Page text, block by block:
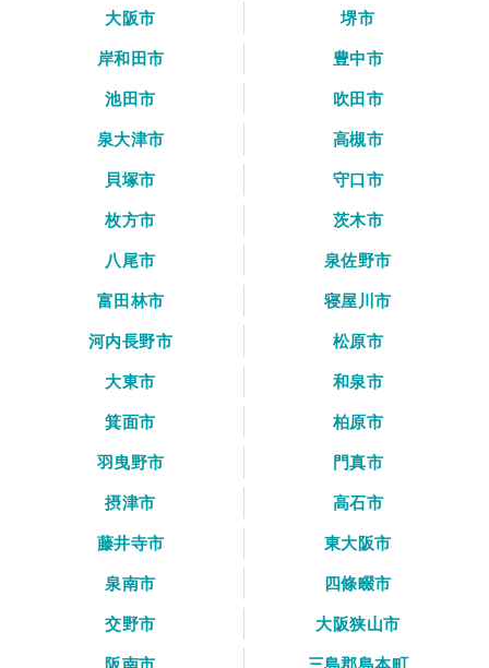
大阪市
堺市
岸和田市
豊中市
池田市
吹田市
泉大津市
高槻市
貝塚市
守口市
枚方市
茨木市
八尾市
泉佐野市
富田林市
寝屋川市
河内長野市
松原市
大東市
和泉市
箕面市
柏原市
羽曳野市
門真市
摂津市
高石市
藤井寺市
東大阪市
泉南市
四條畷市
交野市
大阪狭山市